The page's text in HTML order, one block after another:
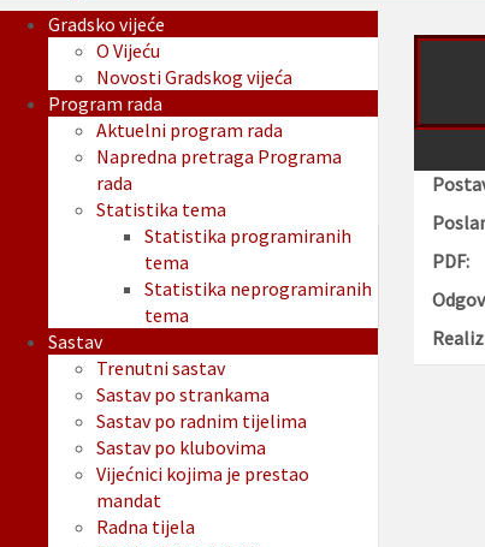
PDF:
Gradsko vijeće
O Vijeću
Novosti Gradskog vijeća
Program rada
Aktuelni program rada
Napredna pretraga Programa
rada
Statistika tema
Statistika programiranih
tema
Statistika neprogramiranih
tema
Sastav
Trenutni sastav
Sastav po strankama
Sastav po radnim tijelima
Sastav po klubovima
Vijećnici kojima je prestao
mandat
Radna tijela